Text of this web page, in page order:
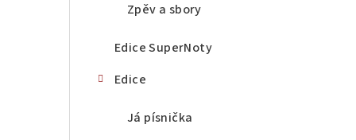
Zpěv a sbory
Edice SuperNoty
Edice
Já písnička